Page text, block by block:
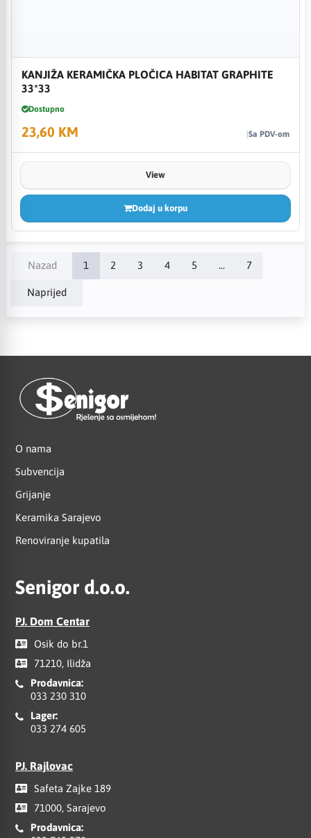
KANJIŽA KERAMIČKA PLOČICA HABITAT GRAPHITE
33*33
Dostupno
23,60 KM Sa PDV-om
View
Dodaj u korpu
Nazad 1 2 3 4 5 ... 7
Naprijed
O nama
Subvencija
Grijanje
Keramika Sarajevo
Renoviranje kupatila
Senigor d.o.o.
PJ. Dom Centar
Osik do br.1
71210, Ilidža
Prodavnica:
033 230 310
Lager:
033 274 605
PJ. Rajlovac
Safeta Zajke 189
71000, Sarajevo
Prodavnica: